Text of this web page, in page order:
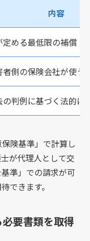
内容
定める最低限の補償
者側の保険会社が使う
の判例に基づく法的に
険基準」で計算し
が代理人として交
準」での請求が可
できます。
要書類を取得